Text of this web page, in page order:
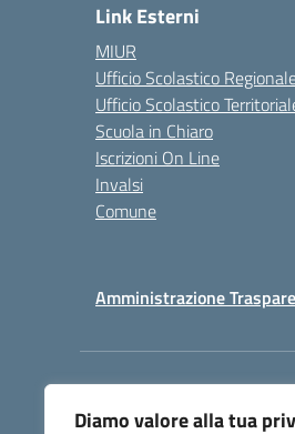
Diamo valore alla tua
Link Esterni
MIUR
Ufficio Scolastico
Ufficio Scolastico
Scuola in Chiaro
Iscrizioni On Line
Invalsi
Comune
Amministrazione